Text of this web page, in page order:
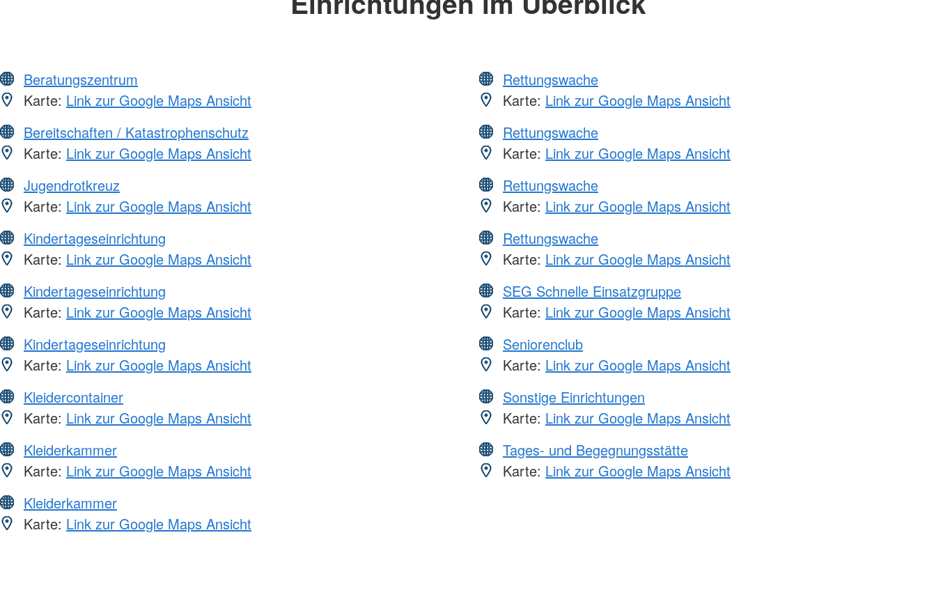
Beratungszentrum
Karte: Link zur Google Maps Ansicht
Bereitschaften / Katastrophenschutz
Karte: Link zur Google Maps Ansicht
Jugendrotkreuz
Karte: Link zur Google Maps Ansicht
Kindertageseinrichtung
Karte: Link zur Google Maps Ansicht
Kindertageseinrichtung
Karte: Link zur Google Maps Ansicht
Kindertageseinrichtung
Karte: Link zur Google Maps Ansicht
Kleidercontainer
Karte: Link zur Google Maps Ansicht
Kleiderkammer
Karte: Link zur Google Maps Ansicht
Kleiderkammer
Karte: Link zur Google Maps Ansicht
Rettungswache
Karte: Link zur Google Maps Ansicht
Rettungswache
Karte: Link zur Google Maps Ansicht
Rettungswache
Karte: Link zur Google Maps Ansicht
Rettungswache
Karte: Link zur Google Maps Ansicht
SEG Schnelle Einsatzgruppe
Karte: Link zur Google Maps Ansicht
Seniorenclub
Karte: Link zur Google Maps Ansicht
Sonstige Einrichtungen
Karte: Link zur Google Maps Ansicht
Tages- und Begegnungsstätte
Karte: Link zur Google Maps Ansicht